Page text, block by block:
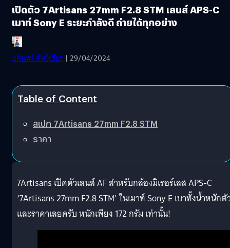
เปิดตัว 7Artisans 27mm F2.8 STM เลนส์ APS-C
เมาท์ Sony E ระยะกำลังดี ถ่ายได้ทุกอย่าง
บดินทร์ ตันวิเชียร | 29/04/2024
Table of Content
สเปก 7Artisans 27mm F2.8 STM
ราคา
7Artisans เปิดตัวเลนส์ AF สำหรับกล้องมิเรอร์เลส APS-C
‘7Artisans 27mm F2.8 STM’ ในเมาท์ Sony E เบาทั้งน้ำหนักตั
และราคาเลยครับ หนักเพียง 172 กรัม เท่านั้น!